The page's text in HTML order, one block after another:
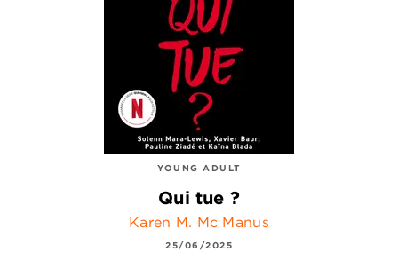
YOUNG ADULT
Qui tue ?
Karen M. Mc Manus
25/06/2025